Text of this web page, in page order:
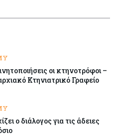
σε ιστορικά υψηλα –
05-08-2026
ενέργεια
οι κτηνοτρόφοι –
Κτηνιατρικό Γραφείο
ο διάλογος για τις άδειες